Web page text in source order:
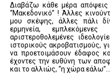
Διαβάζω κάθε μέρα
“Μακεδονικό” ! Άλλες
μου σκέψης, άλλες πάλι
ερμηνεία,
αριστεροθολεμένες
ιστορικούς ακροβατισμούς,
να προετοιμάσουν έδαφος
έχοντες την ευθύνη των
και το αλλιώς, “η χώρα